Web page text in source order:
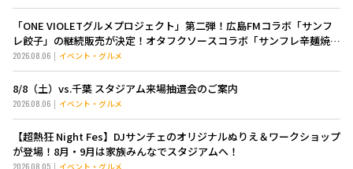
「ONE VIOLETグルメプロジェクト」第二弾！広島FMコラボ「サンフ
レ餃子」の継続販売が決定！オタフクソースコラボ「サンフレ辛麺焼き
そば」も新登場！
2026.08.06 イベント・グルメ
8/8（土）vs.千葉 スタジアム来場抽選会のご案内
2026.08.06 イベント・グルメ
【超熱狂 Night Fes】DJサンチェのオリジナルぬりえ＆ワークショップ
が登場！8月・9月は家族みんなでスタジアムへ！
2026.08.05 イベント・グルメ